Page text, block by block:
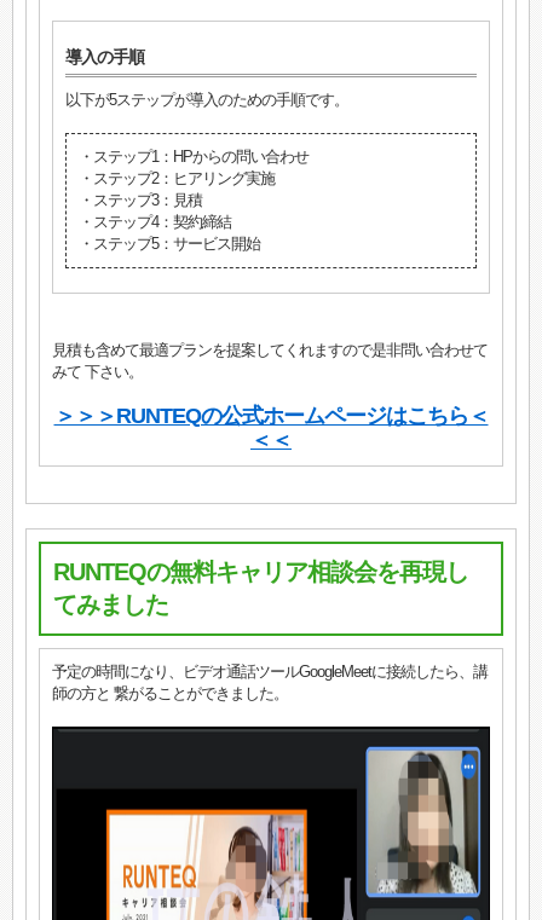
導入の手順
以下が5ステップが導入のための手順です。
・ステップ1：HPからの問い合わせ
・ステップ2：ヒアリング実施
・ステップ3：見積
・ステップ4：契約締結
・ステップ5：サービス開始
見積も含めて最適プランを提案してくれますので是非問い合わせて
みて 下さい。
＞＞＞RUNTEQの公式ホームページはこちら＜
＜＜
RUNTEQの無料キャリア相談会を再現し
てみました
予定の時間になり、ビデオ通話ツールGoogleMeetに接続したら、講
師の方と 繋がることができました。